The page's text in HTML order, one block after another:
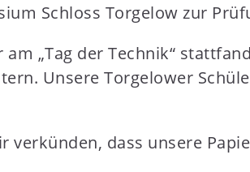
Schloss Torgelow zur
„Tag der Technik“
Unsere Torgelower
verkünden, dass unsere